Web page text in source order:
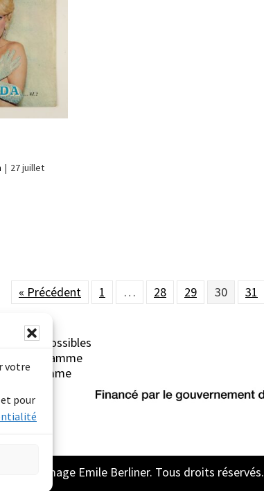
votre
pour
| 27 juillet
« Précédent 1 … 28 29 30 31
possibles
(Programme
Programme
son et image Emile Berliner. Tous droits réservés.